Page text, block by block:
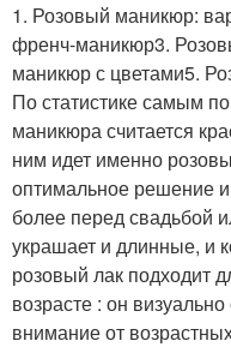
1. Розовый маникюр:
френч-маникюр3.
маникюр с цветами5.
По статистике самым
маникюра считается
ним идет именно
оптимальное решение
более перед свадьбой
украшает и длинные, и
розовый лак подходит
возрасте : он
внимание от